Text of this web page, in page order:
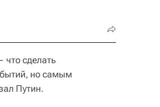
сделать
но самым
Путин.